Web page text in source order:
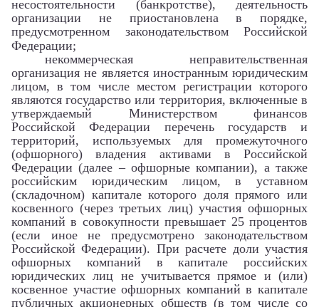
несостоятельности (банкротстве), деятельность
организации не приостановлена в порядке,
предусмотренном законодательством Российской
Федерации;
некоммерческая неправительственная
организация не является иностранным юридическим
лицом, в том числе местом регистрации которого
являются государство или территория, включенные в
утверждаемый Министерством финансов
Российской Федерации перечень государств и
территорий, используемых для промежуточного
(офшорного) владения активами в Российской
Федерации (далее – офшорные компании), а также
российским юридическим лицом, в уставном
(складочном) капитале которого доля прямого или
косвенного (через третьих лиц) участия офшорных
компаний в совокупности превышает 25 процентов
(если иное не предусмотрено законодательством
Российской Федерации). При расчете доли участия
офшорных компаний в капитале российских
юридических лиц не учитывается прямое и (или)
косвенное участие офшорных компаний в капитале
публичных акционерных обществ (в том числе со